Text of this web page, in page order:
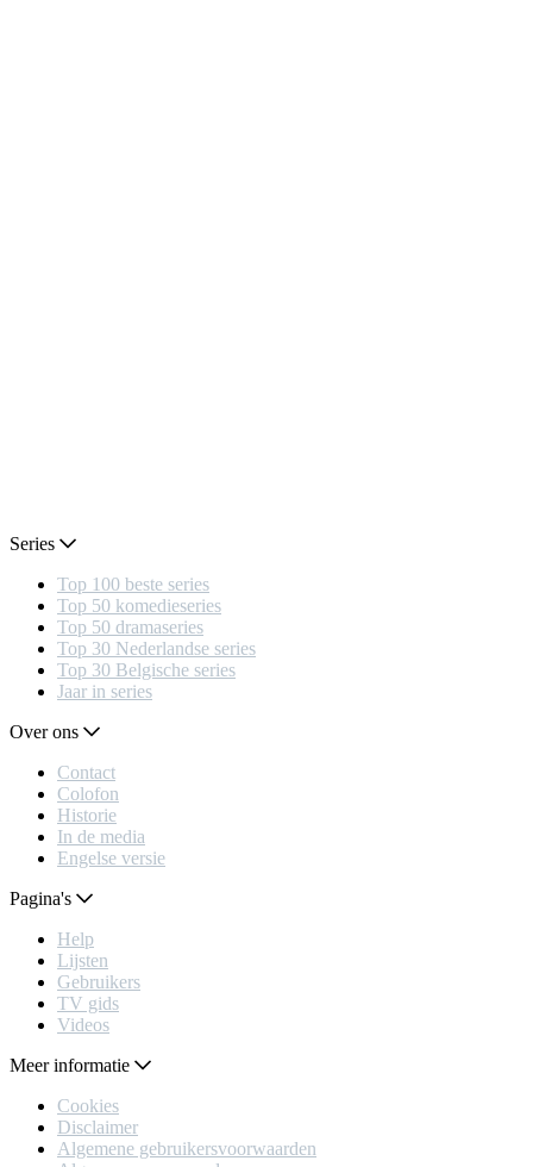
Series
Top 100 beste series
Top 50 komedieseries
Top 50 dramaseries
Top 30 Nederlandse series
Top 30 Belgische series
Jaar in series
Over ons
Contact
Colofon
Historie
In de media
Engelse versie
Pagina's
Help
Lijsten
Gebruikers
TV gids
Videos
Meer informatie
Cookies
Disclaimer
Algemene gebruikersvoorwaarden